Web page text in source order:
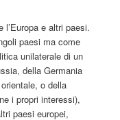
e altri paesi.
paesi ma come
unilaterale di un
della Germania
o della
i propri interessi),
paesi europei,